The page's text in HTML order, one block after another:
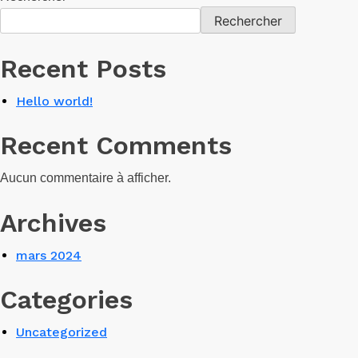
Rechercher
Recent Posts
Hello world!
Recent Comments
Aucun commentaire à afficher.
Archives
mars 2024
Categories
Uncategorized